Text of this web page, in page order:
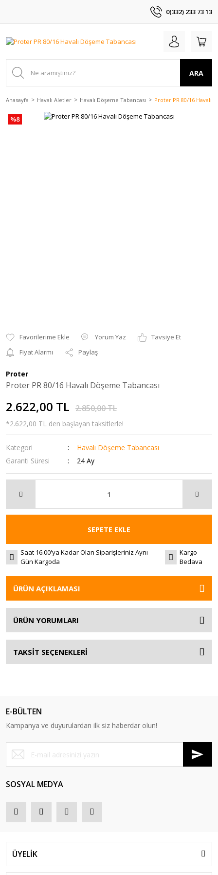
0(332) 233 73 13
ARA
Anasayfa Havalı Aletler Havalı Döşeme Tabancası Proter PR 80/16 Havalı
%8
Yorum Yaz
Tavsiye Et
Fiyat Alarmı
Paylaş
Proter
Proter PR 80/16 Havalı Döşeme Tabancası
2.622,00 TL 2.850,00 TL
*2.622,00 TL den başlayan taksitlerle!
Kategori
Havalı Döşeme Tabancası
Garanti Süresi
24 Ay
SEPETE EKLE
Saat 16.00'ya Kadar Olan Siparişleriniz Aynı
Gün Kargoda
Kargo
Bedava
ÜRÜN AÇIKLAMASI
ÜRÜN YORUMLARI
TAKSİT SEÇENEKLERİ
E-BÜLTEN
Kampanya ve duyurulardan ilk siz haberdar olun!
SOSYAL MEDYA
ÜYELİK